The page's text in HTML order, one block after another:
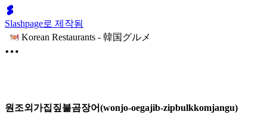
Slashpage로 제작됨
Korean Restaurants - 韓国グルメ
원조외가집짚불곰장어(wonjo-oegajib-zipbulkkomjangu)